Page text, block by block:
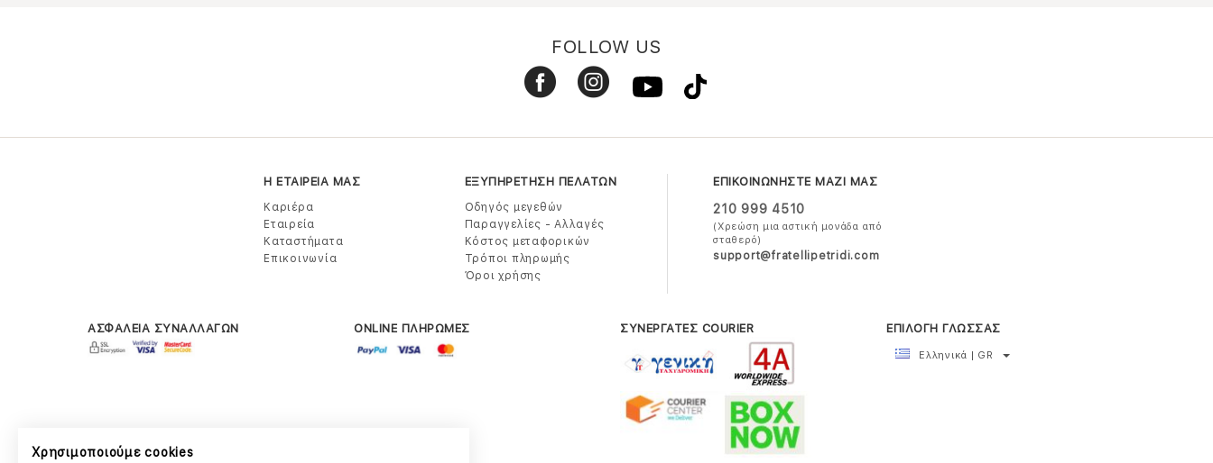
FOLLOW US
Η ΕΤΑΙΡΕΙΑ ΜΑΣ
Καριέρα
Εταιρεία
Καταστήματα
Επικοινωνία
ΕΞΥΠΗΡΕΤΗΣΗ ΠΕΛΑΤΩΝ
Οδηγός μεγεθών
Παραγγελίες - Αλλαγές
Κόστος μεταφορικών
Τρόποι πληρωμής
Όροι χρήσης
ΕΠΙΚΟΙΝΩΝΗΣΤΕ ΜΑΖΙ ΜΑΣ
210 999 4510
(Χρεώση μια αστική μονάδα από
σταθερό)
support@fratellipetridi.com
ΑΣΦΑΛΕΙΑ ΣΥΝΑΛΛΑΓΩΝ ONLINE ΠΛΗΡΩΜΕΣ ΣΥΝΕΡΓΑΤΕΣ COURIER ΕΠΙΛΟΓΗ ΓΛΩΣΣΑΣ
Ελληνικά | GR
Χρησιμοποιούμε cookies